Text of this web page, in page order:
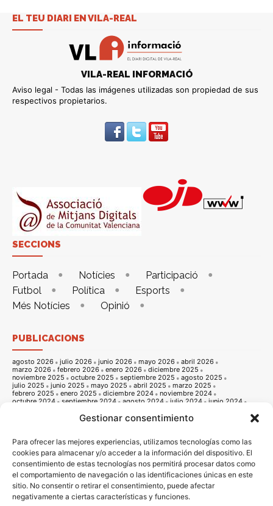
Gestionar consentimiento
Para ofrecer las mejores experiencias, utilizamos tecnologías como las
cookies para almacenar y/o acceder a la información del dispositivo. El
consentimiento de estas tecnologías nos permitirá procesar datos como
el comportamiento de navegación o las identificaciones únicas en este
sitio. No consentir o retirar el consentimiento, puede afectar
negativamente a ciertas características y funciones.
EL TEU DIARI EN VILA-REAL
VILA-REAL INFORMACIÓ
Aviso legal - Todas las imágenes utilizadas son propiedad de sus
respectivos propietarios.
SECCIONS
Portada Notícies
Participació
Futbol
Política
Esports
Més Notícies
Opinió
PUBLICACIONS
agosto 2026 julio 2026 junio 2026 mayo 2026
abril 2026
marzo 2026
febrero 2026 enero 2026
diciembre 2025
noviembre 2025
octubre 2025 septiembre 2025
agosto 2025
julio 2025
junio 2025 mayo 2025 abril 2025
marzo 2025
febrero 2025
enero 2025 diciembre 2024
noviembre 2024
octubre 2024
septiembre 2024 agosto 2024 julio 2024
junio 2024
noviembre 2023 octubre 2023
septiembre 2023
julio 2023 junio 2023 mayo 2023
abril 2023
noviembre 2022
octubre 2022 septiembre 2022
agosto 2022
julio 2022
junio 2022 mayo 2022 abril 2022
marzo 2022
febrero 2022
enero 2022 diciembre 2021
noviembre 2021
octubre 2021
septiembre 2021 agosto 2021 julio 2021
junio 2021
mayo 2021
abril 2021 marzo 2021 febrero 2021
enero 2021
diciembre 2020
noviembre 2020 octubre 2020
septiembre 2020
agosto 2020
julio 2020 junio 2020 mayo 2020
abril 2020
marzo 2020
febrero 2020 enero 2020 diciembre 2019
octubre 2019
agosto 2019